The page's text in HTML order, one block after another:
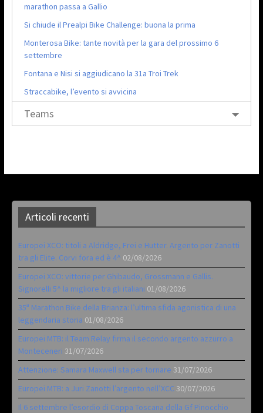
marathon passa a Gallio
Si chiude il Prealpi Bike Challenge: buona la prima
Monterosa Bike: tante novità per la gara del prossimo 6
settembre
Fontana e Nisi si aggiudicano la 31a Troi Trek
Straccabike, l’evento si avvicina
Teams
Articoli recenti
Europei XCO: titoli a Aldridge, Frei e Hutter. Argento per Zanotti
tra gli Elite. Corvi fora ed è 4^ 02/08/2026
Europei XCO: vittorie per Ghibaudo, Grossmann e Gallis.
Signorelli 5^ la migliore tra gli italiani 01/08/2026
35ª Marathon Bike della Brianza: l’ultima sfida agonistica di una
leggendaria storia 01/08/2026
Europei MTB: il Team Relay firma il secondo argento azzurro a
Monteceneri 31/07/2026
Attenzione: Samara Maxwell sta per tornare 31/07/2026
Europei MTB: a Juri Zanotti l’argento nell’XCC 30/07/2026
Il 6 settembre l’esordio di Coppa Toscana della Gf Pinocchio